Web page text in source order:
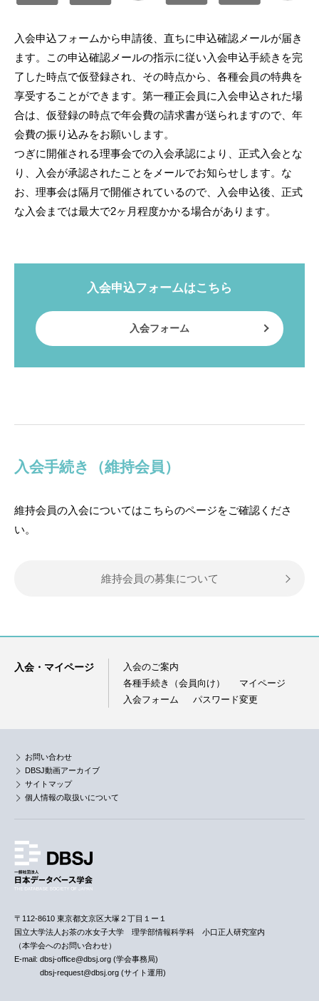
入会申込フォームから申請後、直ちに申込確認メールが届き
ます。この申込確認メールの指示に従い入会申込手続きを完
了した時点で仮登録され、その時点から、各種会員の特典を
享受することができます。第一種正会員に入会申込された場
合は、仮登録の時点で年会費の請求書が送られますので、年
会費の振り込みをお願いします。
つぎに開催される理事会での入会承認により、正式入会とな
り、入会が承認されたことをメールでお知らせします。な
お、理事会は隔月で開催されているので、入会申込後、正式
な入会までは最大で2ヶ月程度かかる場合があります。
入会申込フォームはこちら
入会フォーム
入会手続き（維持会員）
維持会員の入会についてはこちらのページをご確認くださ
い。
維持会員の募集について
入会・マイページ
入会のご案内
各種手続き（会員向け）
マイページ
入会フォーム
パスワード変更
お問い合わせ
DBSJ動画アーカイブ
サイトマップ
個人情報の取扱いについて
〒112-8610 東京都文京区大塚２丁目１ー１
国立大学法人お茶の水女子大学 理学部情報科学科 小口正人研究室内
（本学会へのお問い合わせ）
E-mail: dbsj-office@dbsj.org (学会事務局)
dbsj-request@dbsj.org (サイト運用)